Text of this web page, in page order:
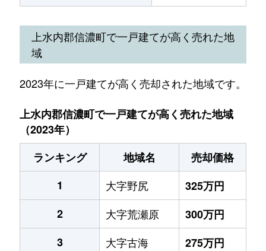
上水内郡信濃町で一戸建てが高く売れた地
域
2023年に一戸建てが高く売却された地域です。
上水内郡信濃町で一戸建てが高く売れた地域
（2023年）
ランキング
地域名
売却価格
1
大字野尻
325万円
2
大字荒瀬原
300万円
3
大字古海
275万円